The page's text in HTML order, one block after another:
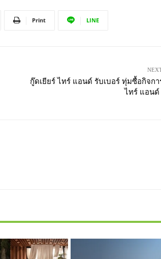
Print LINE
กู๊ดเยียร์ ไทร์ แอนด์ รับเบอร์ ทุ่มซื้อกิจกา
ไทร์ แอนด์